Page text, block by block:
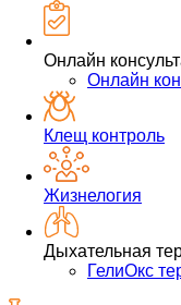
Онлайн
Онлайн
Клещ контроль
Жизнелогия
Дыхательная
ГелиОкс